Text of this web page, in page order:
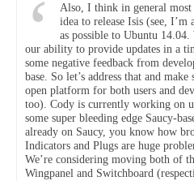
Also, I think in general
idea to release Isis (see,
as possible to Ubuntu
our ability to provide updates in a
some negative feedback from
base. So let’s address that and
open platform for both users and
too). Cody is currently working on
some super bleeding edge Saucy-
already on Saucy, you know how
Indicators and Plugs are huge
We’re considering moving both of
Wingpanel and Switchboard